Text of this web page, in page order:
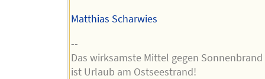
Matthias Scharwies
--
Das wirksamste Mittel gegen Sonnenbrand
ist Urlaub am Ostseestrand!